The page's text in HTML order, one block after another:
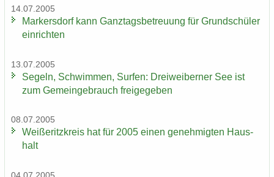
14.07.2005
Mar­kers­dorf kann Ganz­tags­be­treu­ung für Grund­schü­ler
ein­rich­ten
13.07.2005
Se­geln, Schwim­men, Sur­fen: Drei­wei­ber­ner See ist
zum Ge­mein­ge­brauch frei­ge­ge­ben
08.07.2005
Wei­ße­ritz­kreis hat für 2005 einen ge­neh­mig­ten Haus­
halt